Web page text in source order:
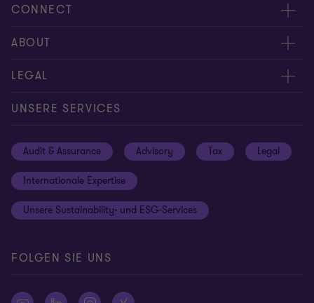
CONNECT
Kontakt
Experten
Hinweisgebersystem
Login
ABOUT
Über uns
Karriere
Newsletter Anmeldung
LEGAL
Impressum
Informationspflichten DS-GVO
Rechtliche Hinweise
Cookie-Einstellungen
UNSERE SERVICES
Audit & Assurance Advisory Tax Legal
Internationale Expertise
Unsere Sustainability- und ESG-Services
FOLGEN SIE UNS